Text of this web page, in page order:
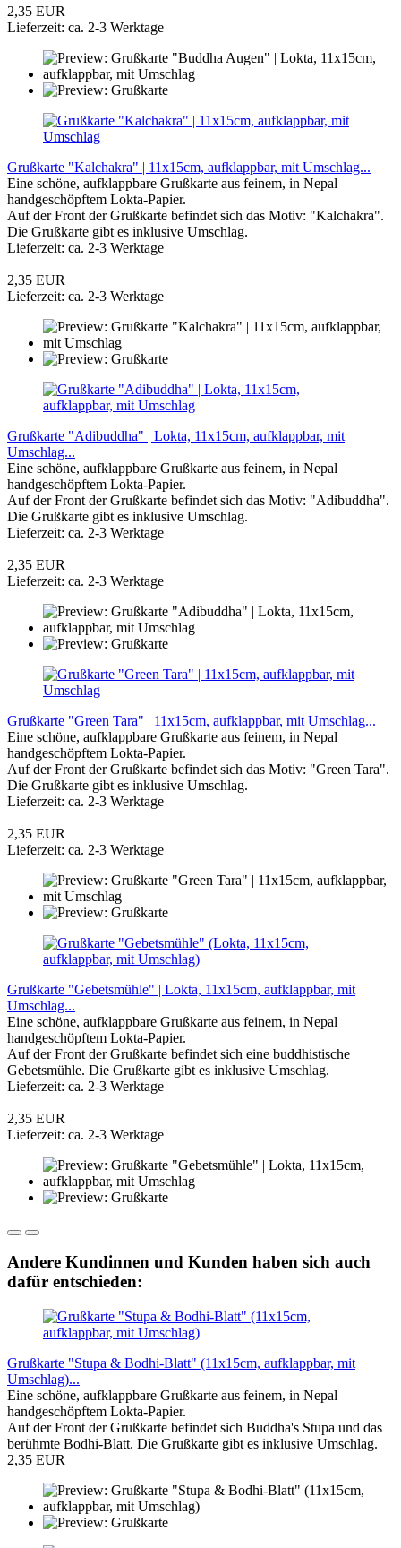
2,35 EUR
Lieferzeit: ca. 2-3 Werktage
Grußkarte "Kalchakra" | 11x15cm, aufklappbar, mit Umschlag...
Eine schöne, aufklappbare Grußkarte aus feinem, in Nepal
handgeschöpftem Lokta-Papier.
Auf der Front der Grußkarte befindet sich das Motiv: "Kalchakra".
Die Grußkarte gibt es inklusive Umschlag.
Lieferzeit: ca. 2-3 Werktage
2,35 EUR
Lieferzeit: ca. 2-3 Werktage
Grußkarte "Adibuddha" | Lokta, 11x15cm, aufklappbar, mit
Umschlag...
Eine schöne, aufklappbare Grußkarte aus feinem, in Nepal
handgeschöpftem Lokta-Papier.
Auf der Front der Grußkarte befindet sich das Motiv: "Adibuddha".
Die Grußkarte gibt es inklusive Umschlag.
Lieferzeit: ca. 2-3 Werktage
2,35 EUR
Lieferzeit: ca. 2-3 Werktage
Grußkarte "Green Tara" | 11x15cm, aufklappbar, mit Umschlag...
Eine schöne, aufklappbare Grußkarte aus feinem, in Nepal
handgeschöpftem Lokta-Papier.
Auf der Front der Grußkarte befindet sich das Motiv: "Green Tara".
Die Grußkarte gibt es inklusive Umschlag.
Lieferzeit: ca. 2-3 Werktage
2,35 EUR
Lieferzeit: ca. 2-3 Werktage
Grußkarte "Gebetsmühle" | Lokta, 11x15cm, aufklappbar, mit
Umschlag...
Eine schöne, aufklappbare Grußkarte aus feinem, in Nepal
handgeschöpftem Lokta-Papier.
Auf der Front der Grußkarte befindet sich eine buddhistische
Gebetsmühle. Die Grußkarte gibt es inklusive Umschlag.
Lieferzeit: ca. 2-3 Werktage
2,35 EUR
Lieferzeit: ca. 2-3 Werktage
Andere Kundinnen und Kunden haben sich auch
dafür entschieden:
Grußkarte "Stupa & Bodhi-Blatt" (11x15cm, aufklappbar, mit
Umschlag)...
Eine schöne, aufklappbare Grußkarte aus feinem, in Nepal
handgeschöpftem Lokta-Papier.
Auf der Front der Grußkarte befindet sich Buddha's Stupa und das
berühmte Bodhi-Blatt. Die Grußkarte gibt es inklusive Umschlag.
2,35 EUR